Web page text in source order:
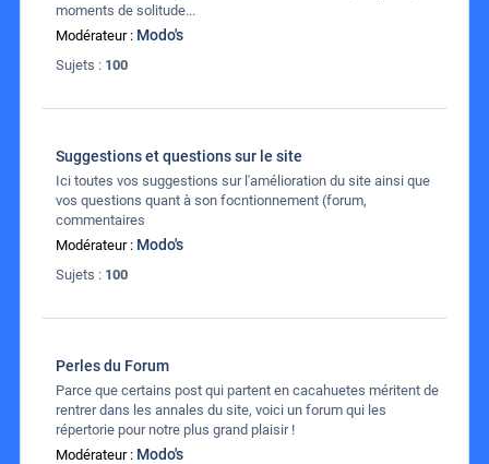
moments de solitude...
Modérateur : Modo's
Sujets : 100
Suggestions et questions sur le site
Ici toutes vos suggestions sur l'amélioration du site ainsi que
vos questions quant à son focntionnement (forum,
commentaires
Modérateur : Modo's
Sujets : 100
Perles du Forum
Parce que certains post qui partent en cacahuetes méritent de
rentrer dans les annales du site, voici un forum qui les
répertorie pour notre plus grand plaisir !
Modérateur : Modo's